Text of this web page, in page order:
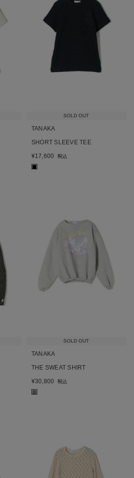
SOLD OUT
TANAKA
SHORT SLEEVE TEE
¥17,600 税込
SOLD OUT
TANAKA
THE SWEAT SHIRT
¥30,800 税込
■